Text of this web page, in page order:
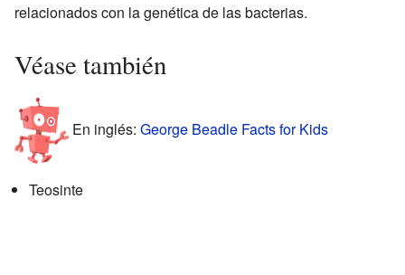
relacionados con la genética de las bacterias.
Véase también
En inglés: George Beadle Facts for Kids
Teosinte